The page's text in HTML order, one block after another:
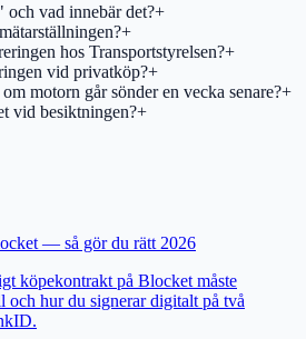
vad innebär det?+
+
hos Transportstyrelsen?+
vid privatköp?+
motorn går sönder en vecka senare?+
vid besiktningen?+
— så gör du rätt 2026
köpekontrakt på Blocket måste
och hur du signerar digitalt på två